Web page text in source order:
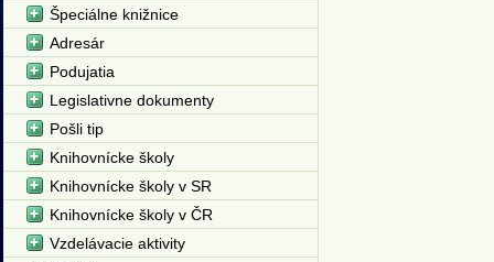
Špeciálne knižnice
Adresár
Podujatia
Legislativne dokumenty
Pošli tip
Knihovnícke školy
Knihovnícke školy v SR
Knihovnícke školy v ČR
Vzdelávacie aktivity